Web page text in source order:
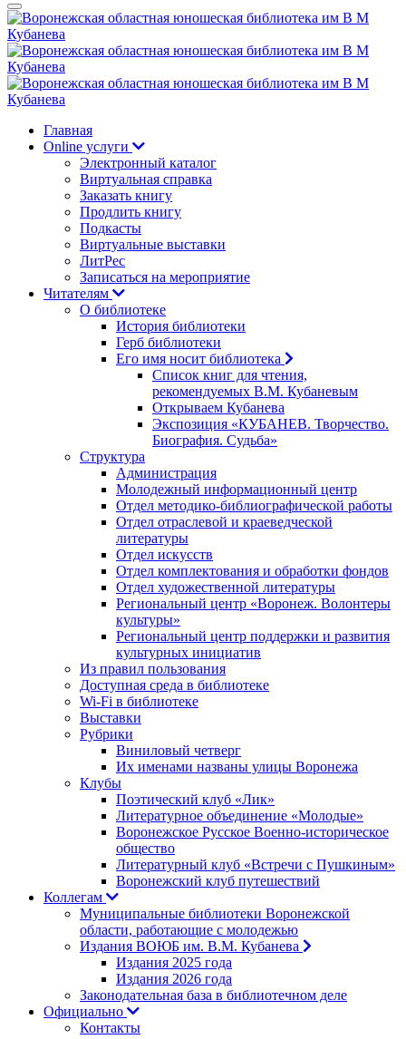
Главная
Online услуги
Электронный каталог
Виртуальная справка
Заказать книгу
Продлить книгу
Подкасты
Виртуальные выставки
ЛитРес
Записаться на мероприятие
Читателям
О библиотеке
История библиотеки
Герб библиотеки
Его имя носит библиотека
Список книг для чтения,
рекомендуемых В.М. Кубаневым
Открываем Кубанева
Экспозиция «КУБАНЕВ. Творчество.
Биография. Судьба»
Структура
Администрация
Молодежный информационный центр
Отдел методико-библиографической работы
Отдел отраслевой и краеведческой
литературы
Отдел искусств
Отдел комплектования и обработки фондов
Отдел художественной литературы
Региональный центр «Воронеж. Волонтеры
культуры»
Региональный центр поддержки и развития
культурных инициатив
Из правил пользования
Доступная среда в библиотеке
Wi-Fi в библиотеке
Выставки
Рубрики
Виниловый четверг
Их именами названы улицы Воронежа
Клубы
Поэтический клуб «Лик»
Литературное объединение «Молодые»
Воронежское Русское Военно-историческое
общество
Литературный клуб «Встречи с Пушкиным»
Воронежский клуб путешествий
Коллегам
Муниципальные библиотеки Воронежской
области, работающие с молодежью
Издания ВОЮБ им. В.М. Кубанева
Издания 2025 года
Издания 2026 года
Законодательная база в библиотечном деле
Официально
Контакты